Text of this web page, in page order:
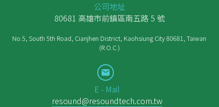
公司地址
80681 高雄市前鎮區南五路 5 號
No.5, South 5th Road, Cianjhen District, Kaohsiung City 80681, Taiwan
(R.O.C.)
E - Mail
resound@resoundtech.com.tw